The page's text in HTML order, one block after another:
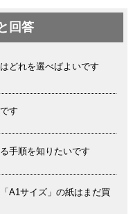
回答
どれを選べばよいです
す
手順を知りたいです
A1サイズ」の紙はまだ買